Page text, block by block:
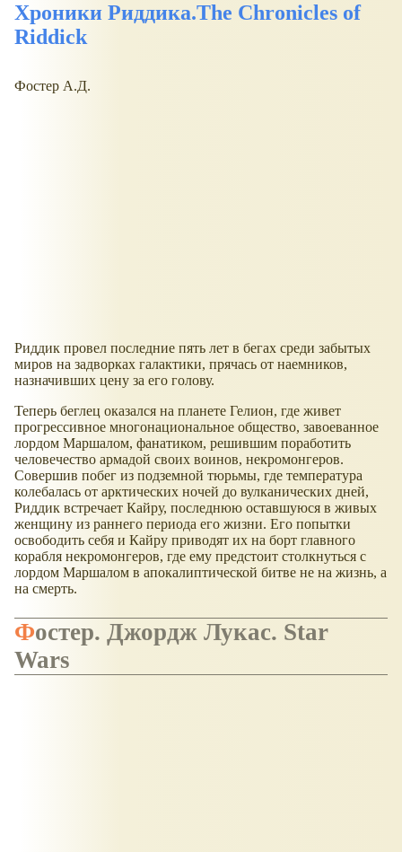
Хроники Риддика.The Chronicles of
Riddick
Фостер А.Д.
Риддик провел последние пять лет в бегах среди забытых
миров на задворках галактики, прячась от наемников,
назначивших цену за его голову.
Теперь беглец оказался на планете Гелион, где живет
прогрессивное многонациональное общество, завоеванное
лордом Маршалом, фанатиком, решившим поработить
человечество армадой своих воинов, некромонгеров.
Совершив побег из подземной тюрьмы, где температура
колебалась от арктических ночей до вулканических дней,
Риддик встречает Кайру, последнюю оставшуюся в живых
женщину из раннего периода его жизни. Его попытки
освободить себя и Кайру приводят их на борт главного
корабля некромонгеров, где ему предстоит столкнуться с
лордом Маршалом в апокалиптической битве не на жизнь, а
на смерть.
Фостер. Джордж Лукас. Star
Wars